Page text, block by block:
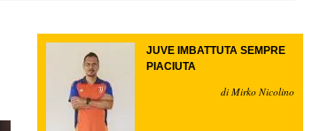
JUVE IMBATTUTA SEMPRE
PIACIUTA
di Mirko Nicolino